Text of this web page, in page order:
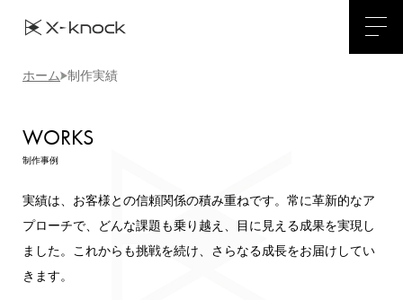
ホーム 制作実績
WORKS
制作事例
実績は、お客様との信頼関係の積み重ねです。常に革新的なア
プローチで、どんな課題も乗り越え、目に見える成果を実現し
ました。
これからも挑戦を続け、さらなる成長をお届けしてい
きます。